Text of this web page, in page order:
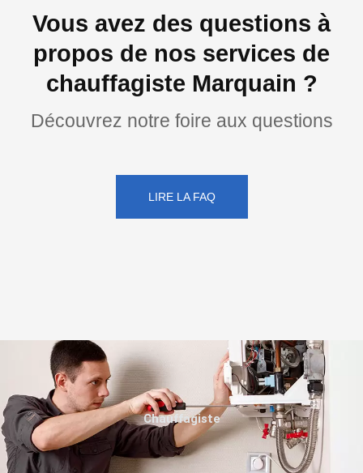
Vous avez des questions à
propos de nos services de
chauffagiste Marquain ?
Découvrez notre foire aux questions
LIRE LA FAQ
Chauffagiste